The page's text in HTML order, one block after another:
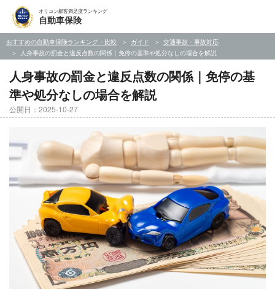
オリコン顧客満足度ランキング
自動車保険
おすすめの自動車保険ランキング・比較 ガイド
交通事故・事故対応
人身事故の罰金と違反点数の関係｜免停の基準や処分なしの場合を解説
人身事故の罰金と違反点数の関係｜免停の基
準や処分なしの場合を解説
公開日：2025-10-27